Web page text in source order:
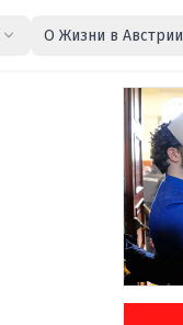
О Жизни в Австрии